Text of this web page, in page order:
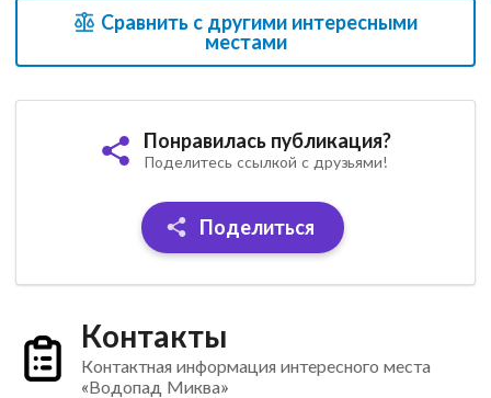
Сравнить с другими интересными
местами
Понравилась публикация?
Поделитесь ссылкой с друзьями!
Поделиться
Контакты
Контактная информация интересного места
«Водопад Миква»